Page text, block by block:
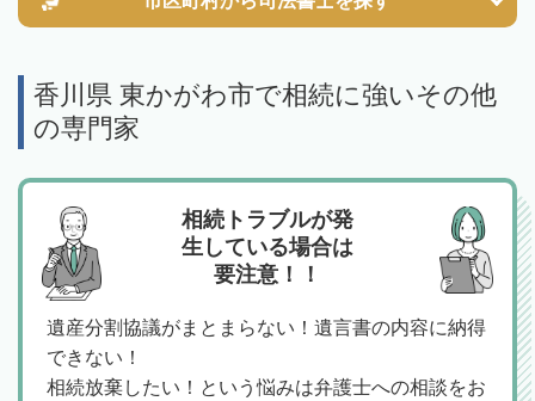
香川県 東かがわ市で相続に強いその他
の専門家
相続トラブルが発
生している場合は
要注意！！
遺産分割協議がまとまらない！遺言書の内容に納得
できない！
相続放棄したい！という悩みは弁護士への相談をお